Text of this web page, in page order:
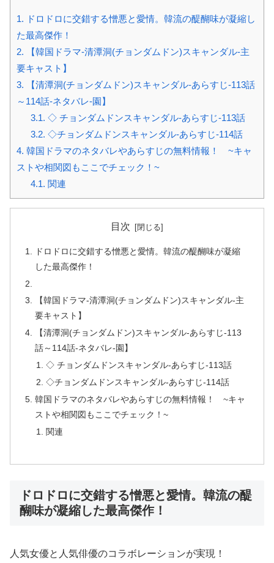
1. ドロドロに交錯する憎悪と愛情。韓流の醍醐味が凝縮し
た最高傑作！
2. 【韓国ドラマ-清潭洞(チョンダムドン)スキャンダル-主
要キャスト】
3. 【清潭洞(チョンダムドン)スキャンダル-あらすじ-113話
～114話-ネタバレ-園】
3.1. ◇ チョンダムドンスキャンダル-あらすじ-113話
3.2. ◇チョンダムドンスキャンダル-あらすじ-114話
4. 韓国ドラマのネタバレやあらすじの無料情報！ ~キャ
ストや相関図もここでチェック！~
4.1. 関連
目次
ドロドロに交錯する憎悪と愛情。韓流の醍醐味が凝縮
した最高傑作！
【韓国ドラマ-清潭洞(チョンダムドン)スキャンダル-主
要キャスト】
【清潭洞(チョンダムドン)スキャンダル-あらすじ-113
話～114話-ネタバレ-園】
◇ チョンダムドンスキャンダル-あらすじ-113話
◇チョンダムドンスキャンダル-あらすじ-114話
韓国ドラマのネタバレやあらすじの無料情報！ ~キャ
ストや相関図もここでチェック！~
関連
ドロドロに交錯する憎悪と愛情。韓流の醍
醐味が凝縮した最高傑作！
人気女優と人気俳優のコラボレーションが実現！